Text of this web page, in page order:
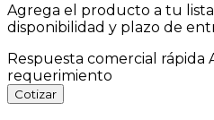
Agrega el producto a tu
disponibilidad y plazo de
Respuesta comercial rápida
requerimiento
Cotizar